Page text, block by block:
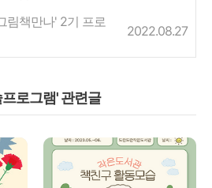
림책만나' 2기 프로
2022.08.27
로그램' 관련글